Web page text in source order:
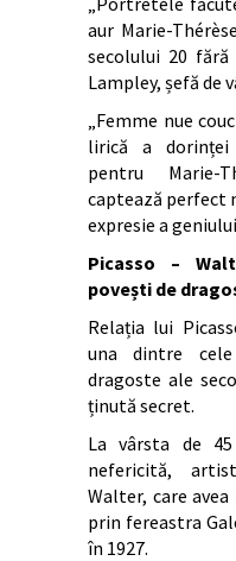
aur Marie-
secolului 20 fără
Lampley, șefă de
„Femme nue
lirică a
pentru Marie-
captează perfect
expresie a
Picasso –
povești de
Relația lui
una dintre
dragoste ale
ținută secret.
La vârsta de
nefericită,
Walter, care
prin fereastra
în 1927.